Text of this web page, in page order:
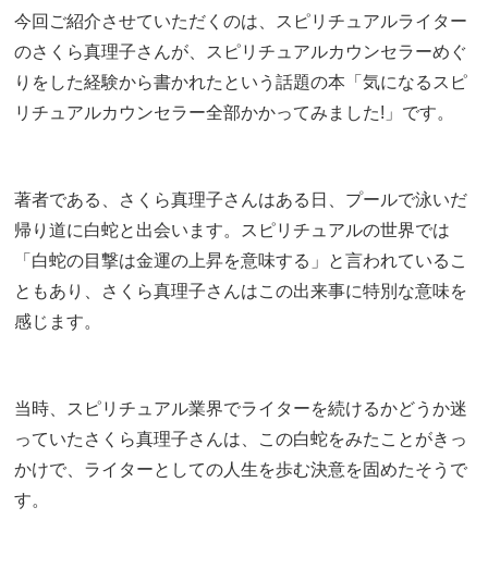
今回ご紹介させていただくのは、スピリチュアルライター
のさくら真理子さんが、スピリチュアルカウンセラーめぐ
りをした経験から書かれたという話題の本「気になるスピ
リチュアルカウンセラー全部かかってみました!」です。
著者である、さくら真理子さんはある日、プールで泳いだ
帰り道に白蛇と出会います。スピリチュアルの世界では
「白蛇の目撃は金運の上昇を意味する」と言われているこ
ともあり、さくら真理子さんはこの出来事に特別な意味を
感じます。
当時、スピリチュアル業界でライターを続けるかどうか迷
っていたさくら真理子さんは、この白蛇をみたことがきっ
かけで、ライターとしての人生を歩む決意を固めたそうで
す。